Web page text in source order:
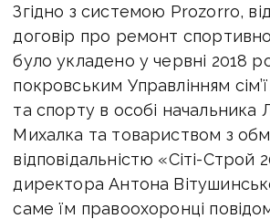
Згідно з системою Prozorro,
договір про ремонт
було укладено у червні 2018
покровським Управлінням
та спорту в особі начальника
Михалка та товариством з
відповідальністю «Сіті-Строй
директора Антона
саме їм правоохоронці